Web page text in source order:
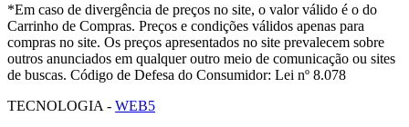
*Em caso de divergência de preços no site, o valor válido é o do
Carrinho de Compras. Preços e condições válidos apenas para
compras no site. Os preços apresentados no site prevalecem sobre
outros anunciados em qualquer outro meio de comunicação ou sites
de buscas. Código de Defesa do Consumidor: Lei nº 8.078
TECNOLOGIA - WEB5